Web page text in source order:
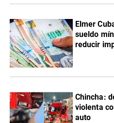
Elmer
sueldo
reducir
Chincha:
violenta
auto